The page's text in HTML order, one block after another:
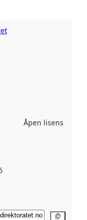
Åpen lisens